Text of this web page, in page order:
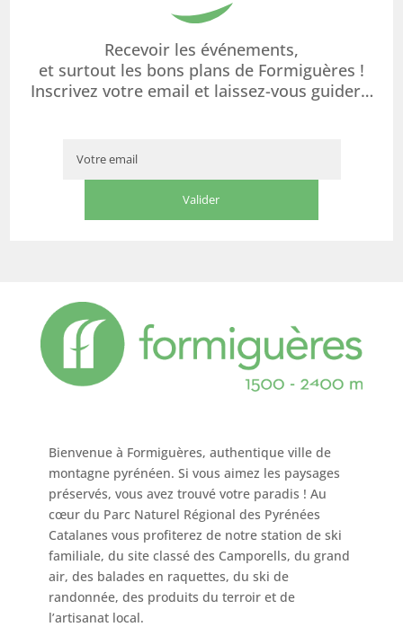
Recevoir les événements,
et surtout les bons plans de Formiguères !
Inscrivez votre email et laissez-vous guider…
Bienvenue à Formiguères, authentique ville de
montagne pyrénéen. Si vous aimez les paysages
préservés, vous avez trouvé votre paradis ! Au
cœur du Parc Naturel Régional des Pyrénées
Catalanes vous profiterez de notre station de ski
familiale, du site classé des Camporells, du grand
air, des balades en raquettes, du ski de
randonnée, des produits du terroir et de
l’artisanat local.